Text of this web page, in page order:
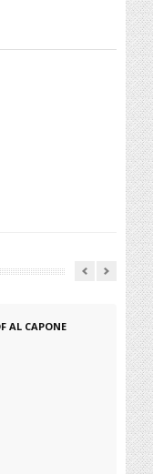
AL CAPONE